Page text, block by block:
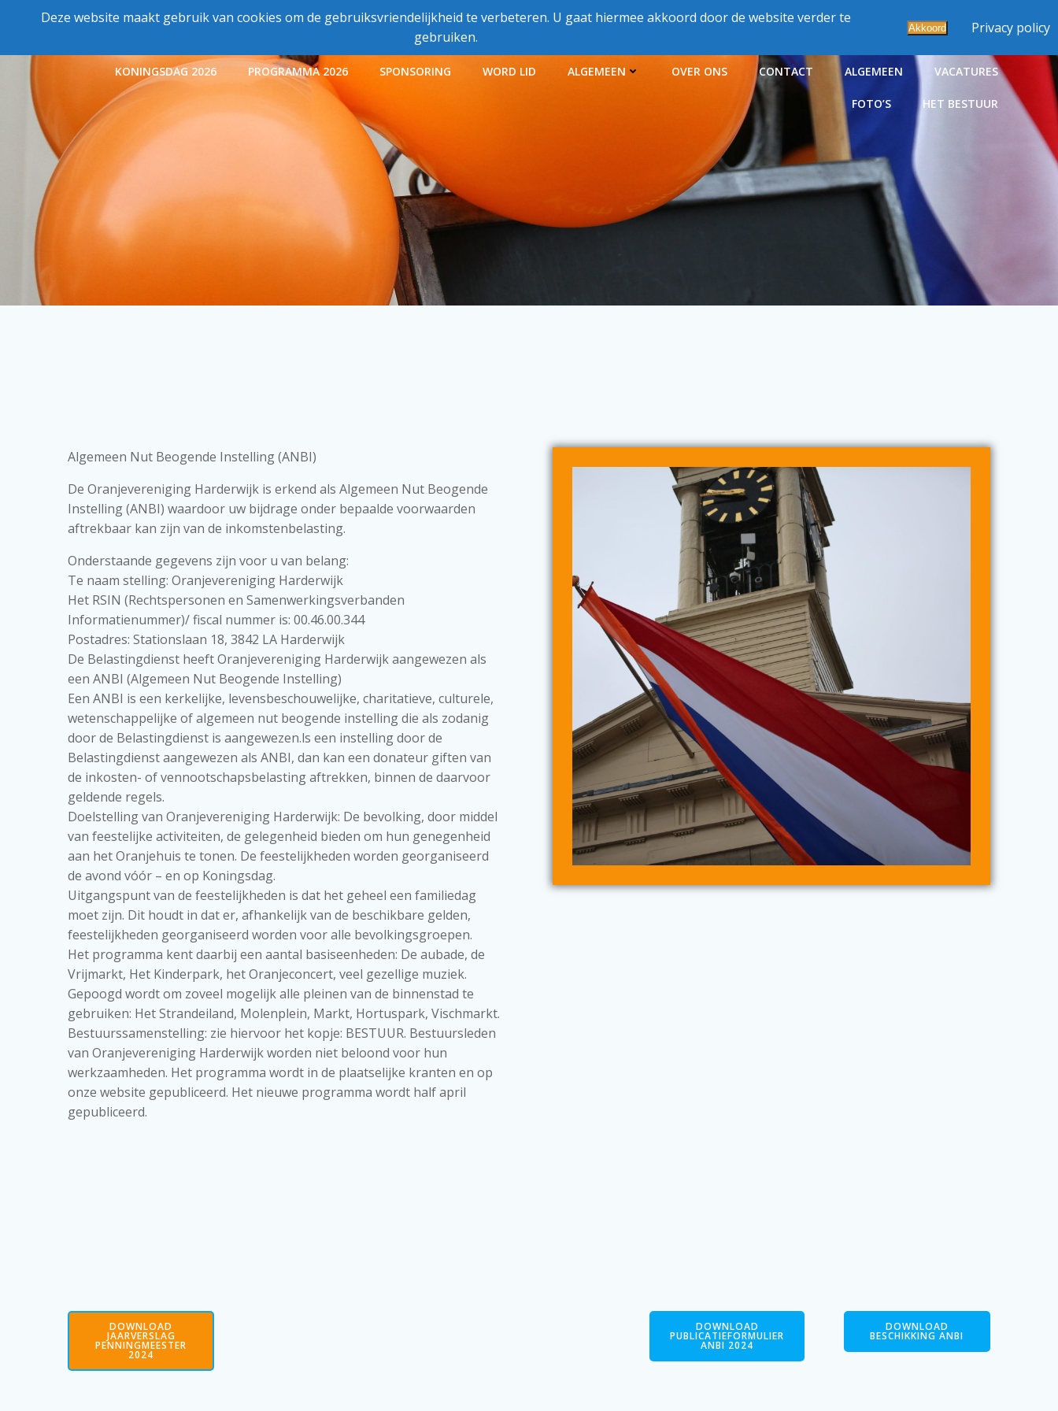
inhoud
KONINGSDAG 2026 PROGRAMMA 2026 SPONSORING WORD LID ALGEMEEN OVER ONS CONTACT ALGEMEEN VACATURES
FOTO’S HET BESTUUR
Algemeen Nut Beogende Instelling (ANBI)
De Oranjevereniging Harderwijk is erkend als Algemeen Nut Beogende
Instelling (ANBI) waardoor uw bijdrage onder bepaalde voorwaarden
aftrekbaar kan zijn van de inkomstenbelasting.
Onderstaande gegevens zijn voor u van belang:
Te naam stelling: Oranjevereniging Harderwijk
Het RSIN (Rechtspersonen en Samenwerkingsverbanden
Informatienummer)/ fiscal nummer is: 00.46.00.344
Postadres: Stationslaan 18, 3842 LA Harderwijk
De Belastingdienst heeft Oranjevereniging Harderwijk aangewezen als
een ANBI (Algemeen Nut Beogende Instelling)
Een ANBI is een kerkelijke, levensbeschouwelijke, charitatieve, culturele,
wetenschappelijke of algemeen nut beogende instelling die als zodanig
door de Belastingdienst is aangewezen.ls een instelling door de
Belastingdienst aangewezen als ANBI, dan kan een donateur giften van
de inkosten- of vennootschapsbelasting aftrekken, binnen de daarvoor
geldende regels.
Doelstelling van Oranjevereniging Harderwijk: De bevolking, door middel
van feestelijke activiteiten, de gelegenheid bieden om hun genegenheid
aan het Oranjehuis te tonen. De feestelijkheden worden georganiseerd
de avond vóór – en op Koningsdag.
Uitgangspunt van de feestelijkheden is dat het geheel een familiedag
moet zijn. Dit houdt in dat er, afhankelijk van de beschikbare gelden,
feestelijkheden georganiseerd worden voor alle bevolkingsgroepen.
Het programma kent daarbij een aantal basiseenheden: De aubade, de
Vrijmarkt, Het Kinderpark, het Oranjeconcert, veel gezellige muziek.
Gepoogd wordt om zoveel mogelijk alle pleinen van de binnenstad te
gebruiken: Het Strandeiland, Molenplein, Markt, Hortuspark, Vischmarkt.
Bestuurssamenstelling: zie hiervoor het kopje: BESTUUR. Bestuursleden
van Oranjevereniging Harderwijk worden niet beloond voor hun
werkzaamheden. Het programma wordt in de plaatselijke kranten en op
onze website gepubliceerd. Het nieuwe programma wordt half april
gepubliceerd.
DOWNLOAD
JAARVERSLAG
PENNINGMEESTER
2024
DOWNLOAD
PUBLICATIEFORMULIER
ANBI 2024
DOWNLOAD
BESCHIKKING ANBI
Deze website maakt gebruik van cookies om de gebruiksvriendelijkheid te verbeteren. U gaat hiermee akkoord door de website verder te
gebruiken.
Akkoord Privacy policy